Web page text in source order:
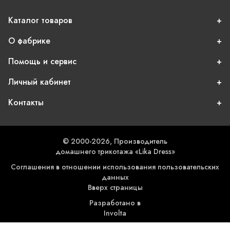
Каталог товаров
О фабрике
Помощь и сервис
Личный кабинет
Контакты
© 2000-2026, Производитель
домашнего трикотажа «Lika Dress»
Соглашения в отношении использования пользовательских
данных
Вверх страницы
Разработано в
Involta